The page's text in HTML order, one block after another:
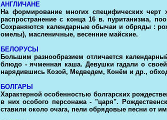
АНГЛИЧАНЕ
На формирование многих специфических черт
распространение с конца 16 в. пуританизма,
Сохраняются календарные обычаи и обряды :
омелы), масленичные, весенние майские.
БЕЛОРУСЫ
Большим разнообразием отличается
блюдо - ячменная каша. Девушки гадали о
нарядившись Козой, Медведем, Конём и др.,
БОЛГАРЫ
Характерной особенностью болгарских
в них особого персонажа - "царя".
ставили около очага, пели обрядовые песни от